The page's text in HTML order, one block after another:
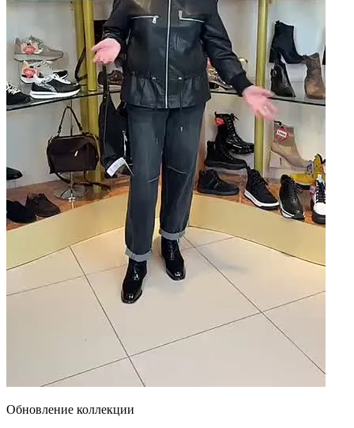
Обновление коллекции